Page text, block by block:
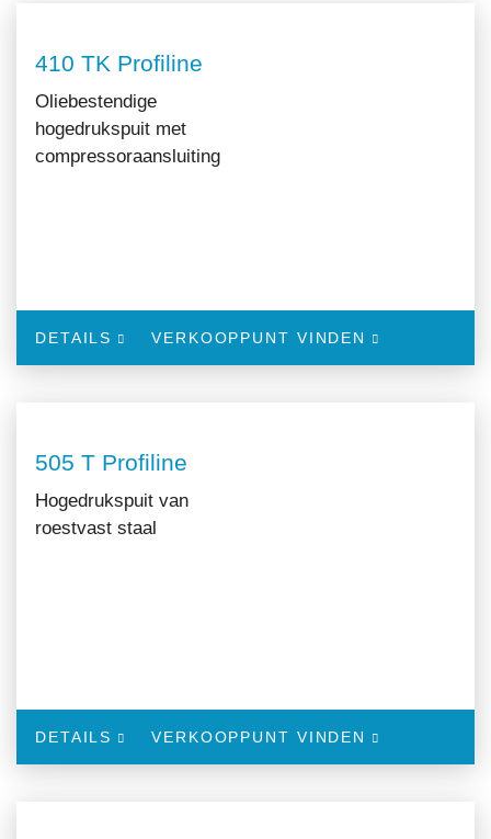
410 TK Profiline
Oliebestendige
hogedrukspuit met
compressoraansluiting
DETAILS VERKOOPPUNT VINDEN
505 T Profiline
Hogedrukspuit van
roestvast staal
DETAILS VERKOOPPUNT VINDEN